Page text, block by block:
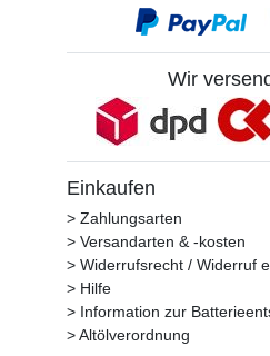
Wir
Einkaufen
> Zahlungsarten
> Versandarten & -kosten
> Widerrufsrecht / Widerruf
> Hilfe
> Information zur
> Altölverordnung